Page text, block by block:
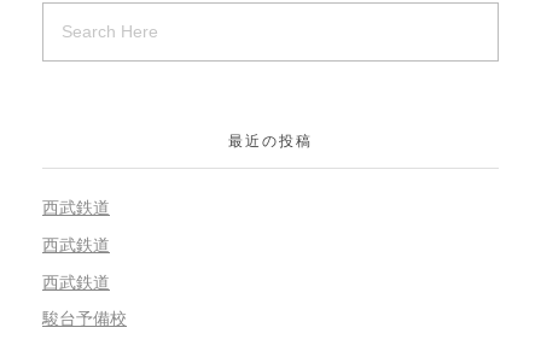
最近の投稿
西武鉄道
西武鉄道
西武鉄道
駿台予備校